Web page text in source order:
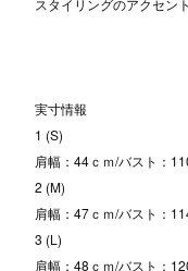
スタイリングのアクセン
実寸情報
1 (S)
肩幅：44ｃｍ/バスト：
2 (M)
肩幅：47ｃｍ/バスト：
3 (L)
肩幅：48ｃｍ/バスト：